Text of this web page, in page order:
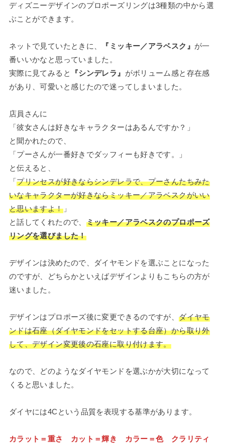
ディズニーデザインのプロポーズリングは3種類の中から選
ぶことができます。
ネットで見ていたときに、 『ミッキー／アラベスク』 が一
番いいかなと思っていました。
実際に見てみると
『シンデレラ』 がボリューム感と存在感
があり、可愛いと感じたので迷ってしまいました。
店員さんに
「彼女さんは好きなキャラクターはあるんですか？」
と聞かれたので、
「プーさんが一番好きでダッフィーも好きです。」
と伝えると、
「プリンセスが好きならシンデレラで、プーさんたちみた
いなキャラクターが好きならミッキー／アラベスクがいい
と思いますよ！」
と話してくれたので、 ミッキー／アラベスクのプロポーズ
リングを選びました！
デザインは決めたので、ダイヤモンドを選ぶことになった
のですが、どちらかといえばデザインよりもこちらの方が
迷いました。
デザインはプロポーズ後に変更できるのですが、ダイヤモ
ンドは石座（ダイヤモンドをセットする台座）から取り外
して、デザイン変更後の石座に取り付けます。
なので、どのようなダイヤモンドを選ぶかが大切になって
くると思いました。
ダイヤには4Cという品質を表現する基準があります。
カラット＝重さ カット＝輝き カラー＝色 クラリティ